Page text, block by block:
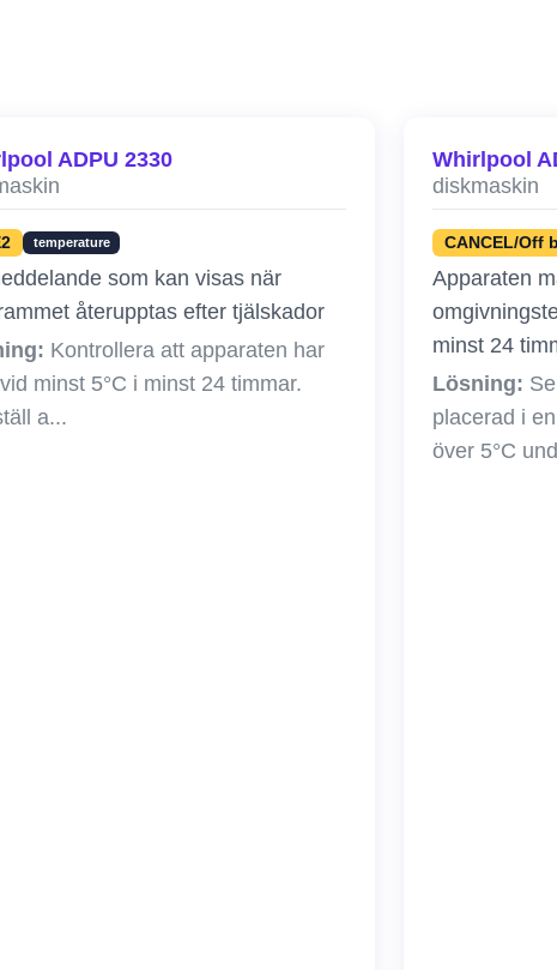
ADPU 2330
temperature
som kan visas när
återupptas efter tjälskador
Kontrollera att apparaten har
minst 5°C i minst 24 timmar.
a...
Whirlpool
diskmaskin
CANCEL/Off
Apparaten
minst 24
Lösning:
placerad i
över 5°C